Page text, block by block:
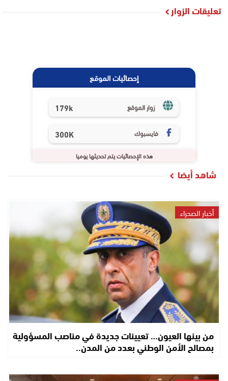
تعليقات الزوار
إحصائيات الموقع
زوار الموقع 179k
فايسبوك 300K
هذه الإحصائيات يتم تحديثها يوميا
شاهد أيضا
أخبار الصحراء
من بينها العيون… تعيينات جديدة في مناصب المسؤولية
بمصالح الأمن الوطني بعدد من المدن..